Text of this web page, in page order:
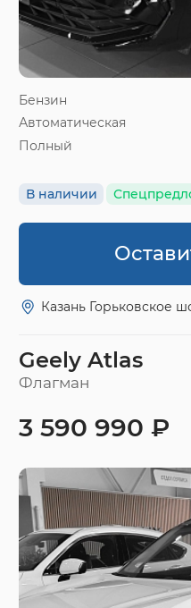
Бензин
Автоматическая
Полный
В наличии
Казань Горьковское
Geely Atlas
Флагман
3 590 990 ₽